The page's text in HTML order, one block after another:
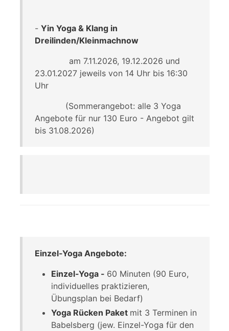
- Yin Yoga & Klang in
Dreilinden/Kleinmachnow
am 7.11.2026, 19.12.2026 und
23.01.2027 jeweils von 14 Uhr bis 16:30
Uhr
(Sommerangebot: alle 3 Yoga
Angebote für nur 130 Euro - Angebot gilt
bis 31.08.2026)
Einzel-Yoga Angebote:
Einzel-Yoga - 60 Minuten (90 Euro,
individuelles praktizieren,
Übungsplan bei Bedarf)
Yoga Rücken Paket mit 3 Terminen in
Babelsberg (jew. Einzel-Yoga für den